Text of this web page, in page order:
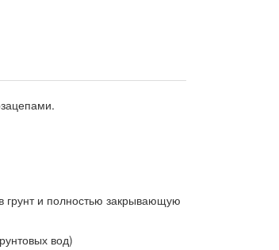
грунт и полностью закрывающую
вод)